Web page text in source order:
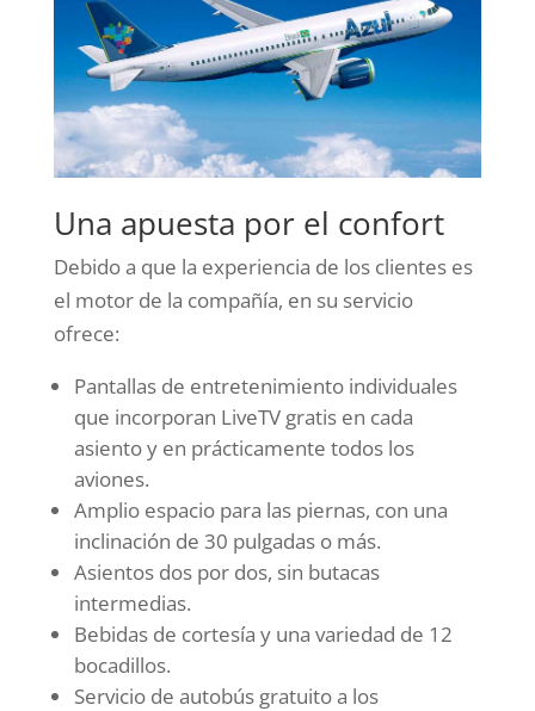
Una apuesta por el confort
Debido a que la experiencia de los clientes es
el motor de la compañía, en su servicio
ofrece:
Pantallas de entretenimiento individuales
que incorporan LiveTV gratis en cada
asiento y en prácticamente todos los
aviones.
Amplio espacio para las piernas, con una
inclinación de 30 pulgadas o más.
Asientos dos por dos, sin butacas
intermedias.
Bebidas de cortesía y una variedad de 12
bocadillos.
Servicio de autobús gratuito a los